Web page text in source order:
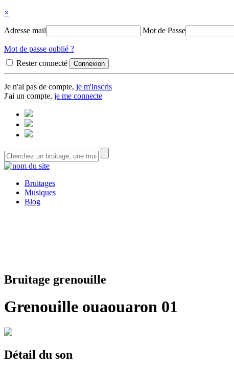
×
Adresse mail Mot de Passe
Mot de passe oublié ?
Rester connecté
Je n'ai pas de compte, je m'inscris
J'ai un compte, je me connecte
Bruitages
Musiques
Blog
Bruitage grenouille
Grenouille ouaouaron 01
Détail du son